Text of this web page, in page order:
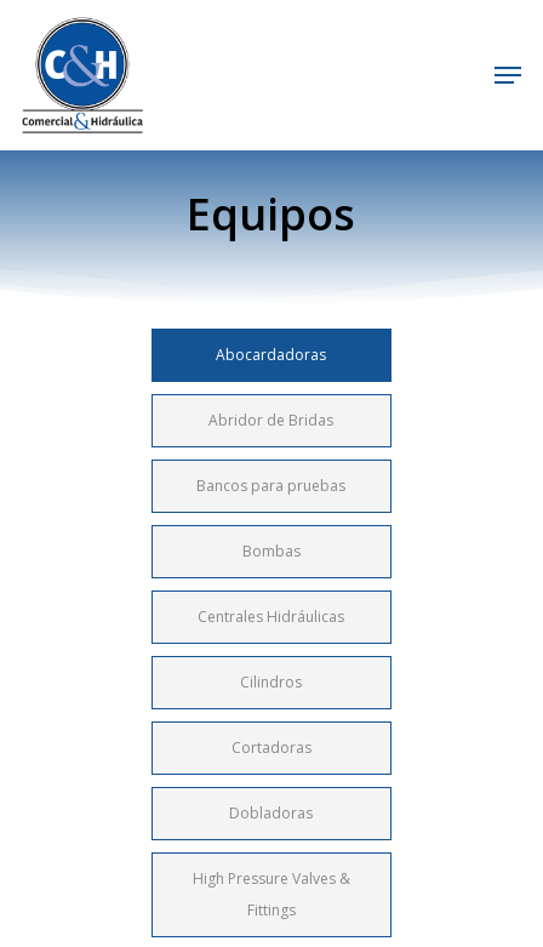
main
content
Equipos
Abocardadoras
Abridor de Bridas
Bancos para pruebas
Bombas
Centrales Hidráulicas
Cilindros
Cortadoras
Dobladoras
High Pressure Valves &
Fittings
Close